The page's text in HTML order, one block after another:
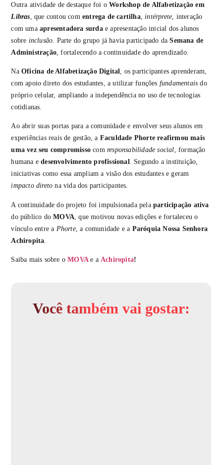
Outra atividade de destaque foi oWorkshop de Alfabetização em
Libras , que contou comentrega de cartilha, intérprete , interação
com umaapresentadora surdae apresentação inicial dos alunos
sobre inclusão . Parte do grupo já havia participado daSemana de
Administração , fortalecendo a continuidade do aprendizado.
NaOficina de Alfabetização Digital
, os participantes aprenderam,
com apoio direto dos estudantes, a utilizar funções fundamentais do
próprio celular, ampliando a independência no uso de tecnologias
cotidianas.
Ao abrir suas portas para a comunidade e envolver seus alunos em
experiências reais de gestão, a Faculdade Phorte reafirmou mais
uma vez seu compromisso comresponsabilidade social, formação
humana edesenvolvimento profissional. Segundo a instituição,
iniciativas como essa ampliam a visão dos estudantes e geram
impacto direto na vida dos participantes.
A continuidade do projeto foi impulsionada pelaparticipação ativa
do público doMOVA , que motivou novas edições e fortaleceu o
vínculo entre a Phorte, a comunidade e a Paróquia Nossa Senhora
Achiropita
Saiba mais sobre oMOVA e aAchiropita!
Você também vai gostar: